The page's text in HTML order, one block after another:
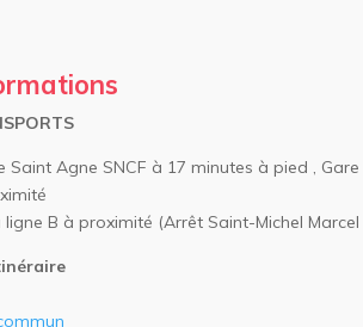
Saint Agne SNCF à 17 minutes à pied ,
ligne B à proximité (Arrêt Saint-Michel Marcel